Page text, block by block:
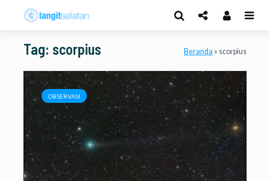
Tag: scorpius Beranda » scorpius
OBSERVASI